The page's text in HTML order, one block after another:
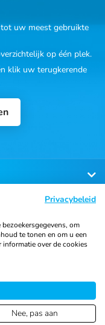
uw meest gebruikte
op één plek.
klik uw terugkerende
Sitemap
Privacybeleid
om
te tonen en om u een
over de cookies
Nee, pas aan